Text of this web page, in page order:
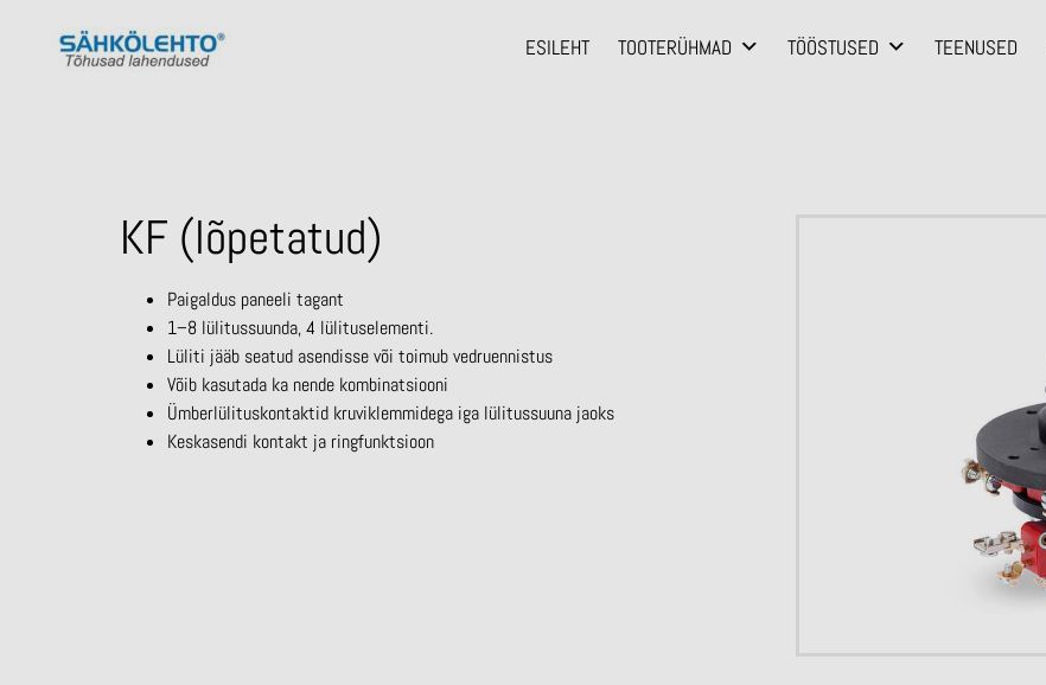
ESILEHT TOOTERÜHMAD TÖÖSTUSED TEENUSED
KF (lõpetatud)
Paigaldus paneeli tagant
1–8 lülitussuunda, 4 lülituselementi.
Lüliti jääb seatud asendisse või toimub vedruennistus
Võib kasutada ka nende kombinatsiooni
Ümberlülituskontaktid kruviklemmidega iga lülitussuuna jaoks
Keskasendi kontakt ja ringfunktsioon